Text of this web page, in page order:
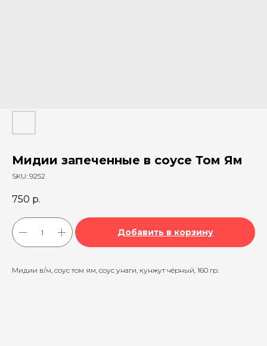
Мидии запеченные в соусе Том Ям
SKU: 9252
750 р.
Добавить в корзину
Мидии в/м, соус том ям, соус унаги, кунжут чёрный, 160 гр.